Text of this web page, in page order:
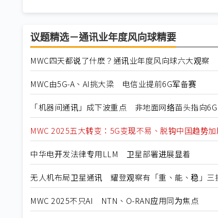
议题精选－通讯业年度风向球精要
MWC四天都说了什麽？通讯业年度风向球六大观察
MWC由5G-A、AI挑大梁 电信业提前6G军备赛
「机器间通讯」成下波重点 非地面网络苗头指向6G
MWC 2025五大转变：5G变现不易、脱钩中国趋势
中华电开发法律专用LLM 卫星部署进展显着
无人机布局卫星通讯 耀登观察有「重、能、稳」三
MWC 2025不只AI NTN、O-RAN应用同为焦点